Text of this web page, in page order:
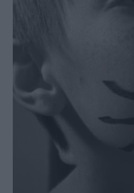
Ψυχολογία
Σχέσεις & Σεξ
Fitness
Woman Power